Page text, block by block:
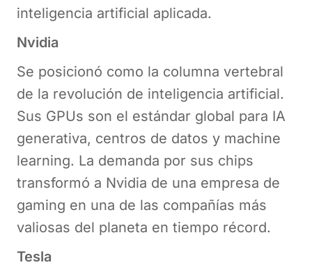
inteligencia artificial aplicada.
Nvidia
Se posicionó como la columna vertebral
de la revolución de inteligencia artificial.
Sus GPUs son el estándar global para IA
generativa, centros de datos y machine
learning. La demanda por sus chips
transformó a Nvidia de una empresa de
gaming en una de las compañías más
valiosas del planeta en tiempo récord.
Tesla